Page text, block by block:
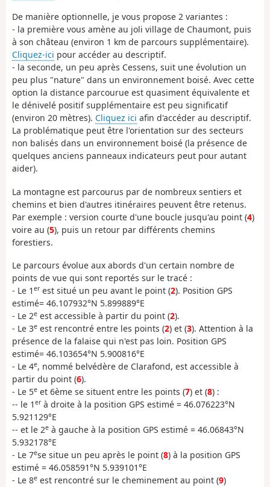
De manière optionnelle, je vous propose 2 variantes :
- la première vous amène au joli village de Chaumont, puis
à son château (environ 1 km de parcours supplémentaire).
Cliquez-ici pour accéder au descriptif.
- la seconde, un peu après Cessens, suit une évolution un
peu plus "nature" dans un environnement boisé. Avec cette
option la distance parcourue est quasiment équivalente et
le dénivelé positif supplémentaire est peu significatif
(environ 20 mètres). Cliquez ici afin d'accéder au descriptif.
La problématique peut être l'orientation sur des secteurs
non balisés dans un environnement boisé (la présence de
quelques anciens panneaux indicateurs peut pour autant
aider).
La montagne est parcourus par de nombreux sentiers et
chemins et bien d'autres itinéraires peuvent être retenus.
Par exemple : version courte d'une boucle jusqu'au point (4)
voire au (5), puis un retour par différents chemins
forestiers.
Le parcours évolue aux abords d'un certain nombre de
points de vue qui sont reportés sur le tracé :
- Le 1 er est situé un peu avant le point (2). Position GPS
estimé= 46.107932°N 5.899889°E
- Le 2e est accessible à partir du point (2).
- Le 3e est rencontré entre les points (2) et (3). Attention à la
présence de la falaise qui n'est pas loin. Position GPS
estimé= 46.103654°N 5.900816°E
- Le 4e, nommé belvédère de Clarafond, est accessible à
partir du point (6).
- Le 5e et 6ème se situent entre les points (7) et (8) :
-- le 1 er à droite à la position GPS estimé = 46.076223°N
5.921129°E
-- et le 2e à gauche à la position GPS estimé = 46.06843°N
5.932178°E
- Le 7ese situe un peu après le point (8) à la position GPS
estimé = 46.058591°N 5.939101°E
- Le 8e est rencontré sur le cheminement au point (9)